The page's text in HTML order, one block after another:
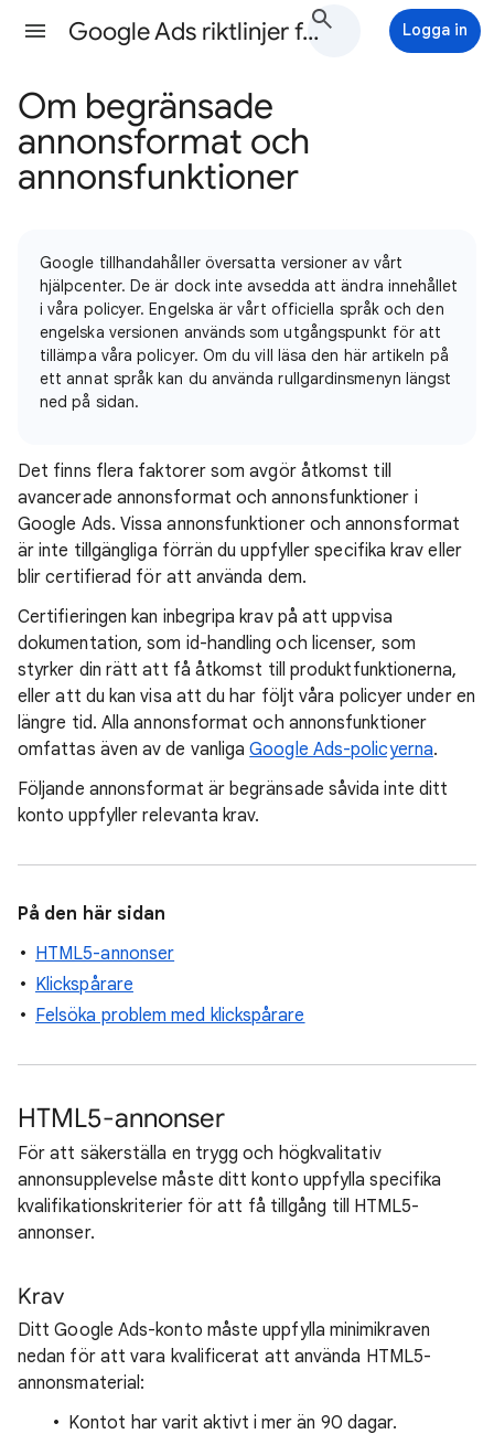
Google Ads riktlinjer för annonsering Hjälp Logga in
Om begränsade
annonsformat och
annonsfunktioner
Google tillhandahåller översatta versioner av vårt
hjälpcenter. De är dock inte avsedda att ändra innehållet
i våra policyer. Engelska är vårt officiella språk och den
engelska versionen används som utgångspunkt för att
tillämpa våra policyer. Om du vill läsa den här artikeln på
ett annat språk kan du använda rullgardinsmenyn längst
ned på sidan.
Det finns flera faktorer som avgör åtkomst till
avancerade annonsformat och annonsfunktioner i
Google Ads. Vissa annonsfunktioner och annonsformat
är inte tillgängliga förrän du uppfyller specifika krav eller
blir certifierad för att använda dem.
Certifieringen kan inbegripa krav på att uppvisa
dokumentation, som id-handling och licenser, som
styrker din rätt att få åtkomst till produktfunktionerna,
eller att du kan visa att du har följt våra policyer under en
längre tid. Alla annonsformat och annonsfunktioner
omfattas även av de vanligaGoogle Ads-policyerna.
Följande annonsformat är begränsade såvida inte ditt
konto uppfyller relevanta krav.
På den här sidan
HTML5-annonser
Klickspårare
Felsöka problem med klickspårare
HTML5-annonser
För att säkerställa en trygg och högkvalitativ
annonsupplevelse måste ditt konto uppfylla specifika
kvalifikationskriterier för att få tillgång till HTML5-
annonser.
Krav
Ditt Google Ads-konto måste uppfylla minimikraven
nedan för att vara kvalificerat att använda HTML5-
annonsmaterial:
Kontot har varit aktivt i mer än 90 dagar.